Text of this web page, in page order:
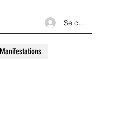
Se connecter
Manifestations